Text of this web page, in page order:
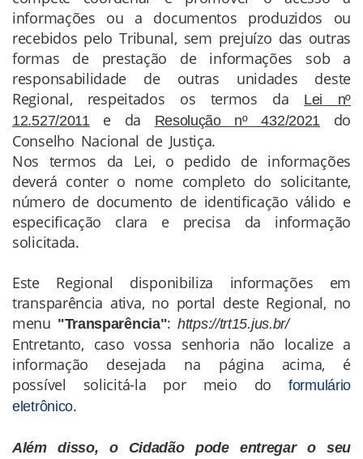
informações ou a documentos produzidos ou
recebidos pelo Tribunal, sem prejuízo das outras
formas de prestação de informações sob a
responsabilidade de outras unidades deste
Regional, respeitados os termos da
Lei nº
12.527/2011e da Resolução nº 432/2021
do
Conselho Nacional de Justiça.
Nos termos da Lei, o pedido de informações
deverá conter o nome completo do solicitante,
número de documento de identificação válido e
especificação clara e precisa da informação
solicitada.
Este Regional disponibiliza informações em
transparência ativa, no portal deste Regional, no
menu "Transparência": https://trt15.jus.br/
Entretanto, caso vossa senhoria não localize a
informação desejada na página acima, é
possível solicitá-la por meio do formulário
eletrônico.
Além disso, o Cidadão pode entregar o seu